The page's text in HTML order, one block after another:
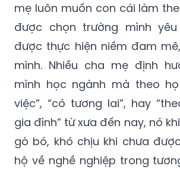
mẹ luôn muốn con cái làm
được chọn trường mình yêu
được thực hiện niềm đam
mình. Nhiều cha mẹ định
mình học ngành mà theo
việc”, “có tương lai”, hay
gia đình” từ xưa đến nay, nó
gò bó, khó chịu khi chưa
hộ về nghề nghiệp trong